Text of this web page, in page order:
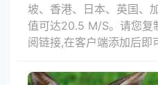
坡、香港、日本、英国、
值可达20.5 M/S。请您
阅链接,在客户端添加后即